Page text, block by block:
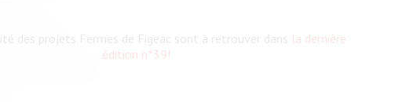
la dernière
édition n°39!